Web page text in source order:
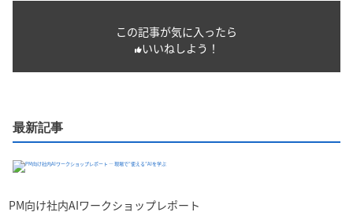
この記事が気に入ったら
いいねしよう！
最新記事
PM向け社内AIワークショップレポート